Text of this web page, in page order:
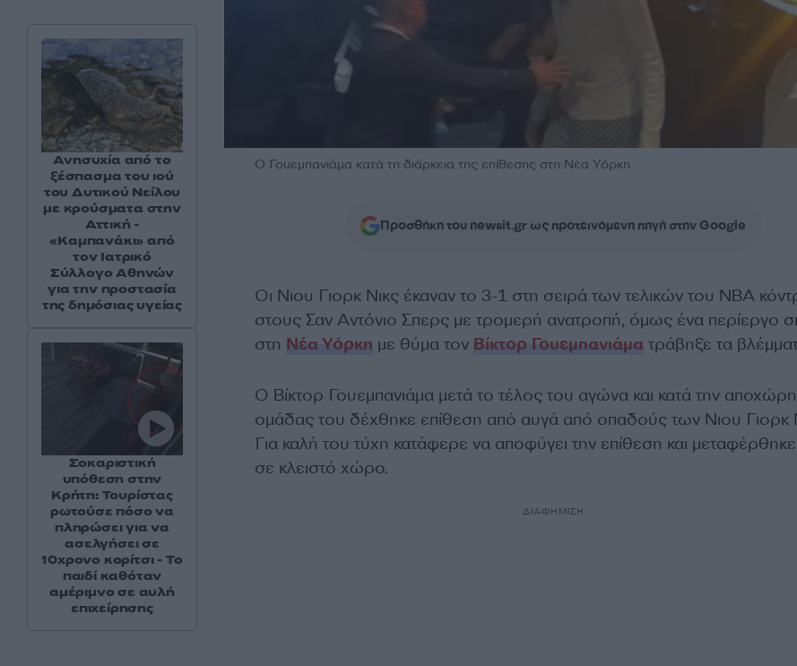
Ο Γουεμπανιάμα κατά τη διάρκεια της επίθεσης στη Νέα Υόρκη
Προσθήκη του newsit.gr ως προτεινόμενη πηγή στην Google
Οι Νιου Γιορκ Νικς έκαναν το 3-1 στη σειρά των τελικών του NBA
στους Σαν Αντόνιο Σπερς με τρομερή ανατροπή, όμως ένα περίεργο
στη Νέα Υόρκη με θύμα τον Βίκτορ Γουεμπανιάματράβηξε τα
Ο Βίκτορ Γουεμπανιάμα μετά το τέλος του αγώνα και κατά την
ομάδας του δέχθηκε επίθεση από αυγά από οπαδούς των Νιου Γιορκ
Για καλή του τύχη κατάφερε να αποφύγει την επίθεση και
σε κλειστό χώρο.
ΔΙΑΦΗΜΙΣΗ
Ανησυχία από το
ξέσπασμα του ιού
του Δυτικού Νείλου
με κρούσματα στην
Αττική -
«Καμπανάκι» από
τον Ιατρικό
Σύλλογο Αθηνών
για την προστασία
της δημόσιας υγείας
Σοκαριστική
υπόθεση στην
Κρήτη: Τουρίστας
ρωτούσε πόσο να
πληρώσει για να
ασελγήσει σε
10χρονο κορίτσι - Το
παιδί καθόταν
αμέριμνο σε αυλή
επιχείρησης